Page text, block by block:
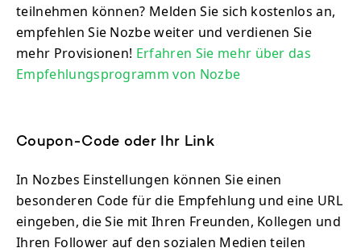
teilnehmen können? Melden Sie sich kostenlos an,
empfehlen Sie Nozbe weiter und verdienen Sie
mehr Provisionen! Erfahren Sie mehr über das
Empfehlungsprogramm von Nozbe
Coupon-Code oder Ihr Link
In Nozbes Einstellungen können Sie einen
besonderen Code für die Empfehlung und eine URL
eingeben, die Sie mit Ihren Freunden, Kollegen und
Ihren Follower auf den sozialen Medien teilen